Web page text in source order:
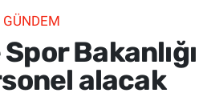
GÜNDEM
Bakanlığı
alacak